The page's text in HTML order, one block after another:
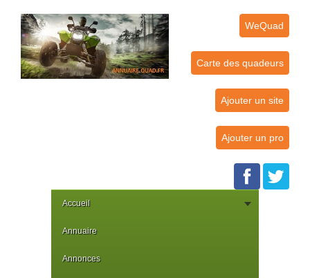
WeQuad
Carte des quadeurs
Ajouter un site
Ajouter un pro
Accueil
Annuaire
Annonces